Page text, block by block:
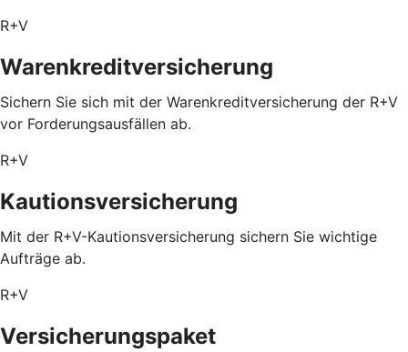
R+V
Warenkreditversicherung
Sichern Sie sich mit der Warenkreditversicherung der R+V
vor Forderungsausfällen ab.
R+V
Kautionsversicherung
Mit der R+V-Kautionsversicherung sichern Sie wichtige
Aufträge ab.
R+V
Versicherungspaket